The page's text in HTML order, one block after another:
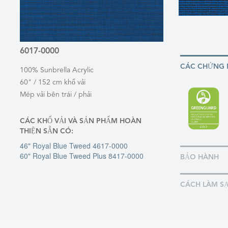
6017-0000
100% Sunbrella Acrylic
60" / 152 cm khổ vải
Mép vải bên trái / phải
CÁC KHỔ VẢI VÀ SẢN PHẨM HOÀN
THIỆN SẴN CÓ:
46" Royal Blue Tweed 4617-0000
60" Royal Blue Tweed Plus 8417-0000
CÁC CHỨNG
BẢO HÀNH
CÁCH LÀM